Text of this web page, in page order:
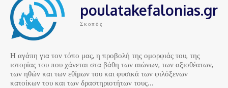
poulatakefalonias.gr
Σκοπός
Η αγάπη για τον τόπο μας, η προβολή της ομορφιάς του, της
ιστορίας του που χάνεται στα βάθη των αιώνων, των αξιοθέατων,
των ηθών και των εθίμων του και φυσικά των φιλόξενων
κατοίκων του και των δραστηριοτήτων τους…